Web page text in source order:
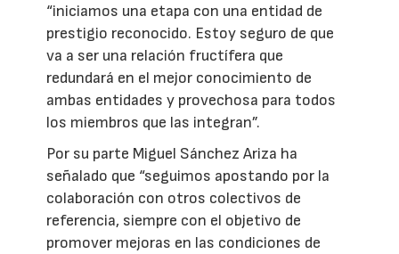
“iniciamos una etapa con una entidad de
prestigio reconocido. Estoy seguro de que
va a ser una relación fructífera que
redundará en el mejor conocimiento de
ambas entidades y provechosa para todos
los miembros que las integran”.
Por su parte Miguel Sánchez Ariza ha
señalado que “seguimos apostando por la
colaboración con otros colectivos de
referencia, siempre con el objetivo de
promover mejoras en las condiciones de